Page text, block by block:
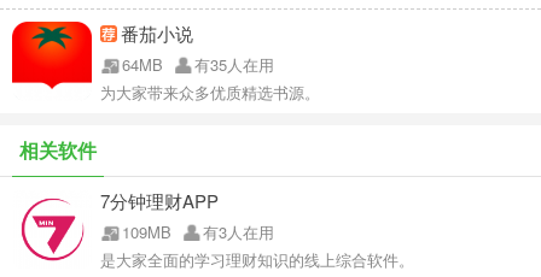
番茄小说
64MB
有35人在用
为大家带来众多优质精选书源。
相关软件
7分钟理财APP
109MB
有3人在用
是大家全面的学习理财知识的线上综合软件。